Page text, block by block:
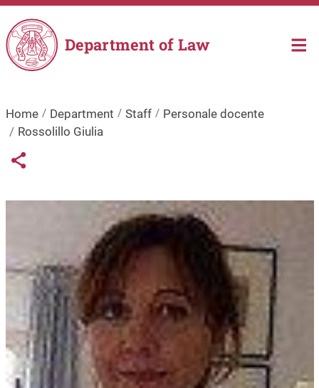
Skip to main content
Department of Law
Home Department Staff
Personale docente
Rossolillo Giulia
Links condivisione social
Share button